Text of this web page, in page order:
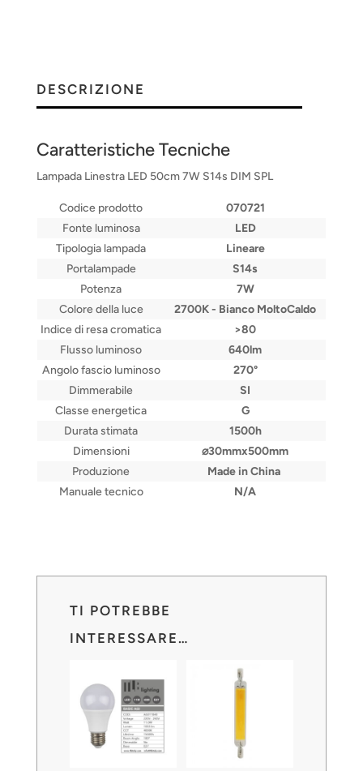
DESCRIZIONE
Caratteristiche Tecniche
Lampada Linestra LED 50cm 7W S14s DIM SPL
Codice prodotto
070721
Fonte luminosa
LED
Tipologia lampada
Lineare
Portalampade
S14s
Potenza
7W
Colore della luce
2700K - Bianco MoltoCaldo
Indice di resa cromatica
>80
Flusso luminoso
640lm
Angolo fascio luminoso
270°
Dimmerabile
SI
Classe energetica
G
Durata stimata
1500h
Dimensioni
⌀30mmx500mm
Produzione
Made in China
Manuale tecnico
N/A
TI POTREBBE
INTERESSARE…